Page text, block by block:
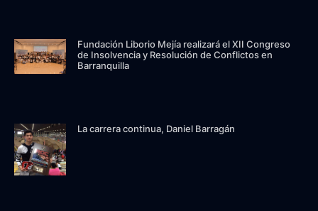
Fundación Liborio Mejía realizará el XII Congreso
de Insolvencia y Resolución de Conflictos en
Barranquilla
La carrera continua, Daniel Barragán